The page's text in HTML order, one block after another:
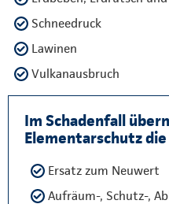
Schneedruck
Lawinen
Vulkanausbruch
Im Schadenfall
Elementarschutz
Ersatz zum Neuwert
Aufräum-, Schutz-,